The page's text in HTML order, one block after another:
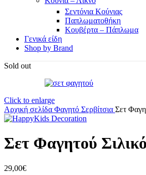
Σεντόνια Κούνιας
Παπλωματοθήκη
Κουβέρτα – Πάπλωμα
Γενικά είδη
Shop by Brand
Sold out
Click to enlarge
Αρχική σελίδα Φαγητό Σερβίτσια Σετ
Σετ Φαγητού
29,00€